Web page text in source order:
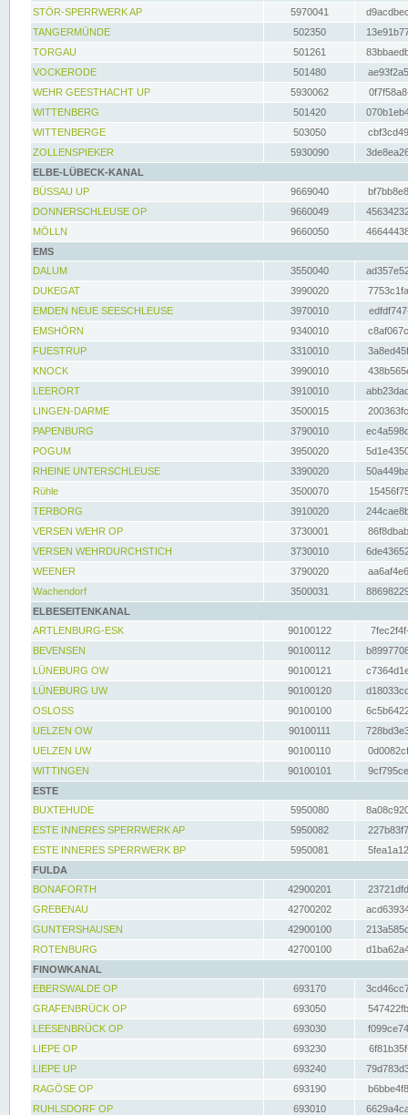
STÖR-SPERRWERK AP 5970041
TANGERMÜNDE
502350
TORGAU
501261
VOCKERODE
501480
WEHR GEESTHACHT UP
5930062
WITTENBERG
501420
WITTENBERGE
503050
ZOLLENSPIEKER
5930090
ELBE-LÜBECK-KANAL
BÜSSAU UP
9669040
DONNERSCHLEUSE OP
9660049
MÖLLN
9660050
EMS
DALUM
3550040
DUKEGAT
3990020
EMDEN NEUE SEESCHLEUSE
3970010
EMSHÖRN
9340010
FUESTRUP
3310010
KNOCK
3990010
LEERORT
3910010
LINGEN-DARME
3500015
PAPENBURG
3790010
POGUM
3950020
RHEINE UNTERSCHLEUSE
3390020
Rühle
3500070
TERBORG
3910020
VERSEN WEHR OP
3730001
VERSEN WEHRDURCHSTICH
3730010
WEENER
3790020
Wachendorf
3500031
ELBESEITENKANAL
ARTLENBURG-ESK
90100122
BEVENSEN
90100112
LÜNEBURG OW
90100121
LÜNEBURG UW
90100120
OSLOSS
90100100
UELZEN OW
90100111
UELZEN UW
90100110
WITTINGEN
90100101
ESTE
BUXTEHUDE
5950080
ESTE INNERES SPERRWERK AP
5950082
ESTE INNERES SPERRWERK BP
5950081
FULDA
BONAFORTH
42900201
GREBENAU
42700202
GUNTERSHAUSEN
42900100
ROTENBURG
42700100
FINOWKANAL
EBERSWALDE OP
693170
GRAFENBRÜCK OP
693050
LEESENBRÜCK OP
693030
LIEPE OP
693230
LIEPE UP
693240
RAGÖSE OP
693190
RUHLSDORF OP
693010